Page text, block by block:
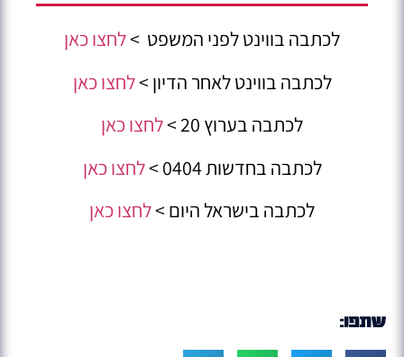
לכתבה בווינט לפני המשפט >לחצו כאן
לכתבה בווינט לאחר הדיון >לחצו כאן
לכתבה בערוץ 20 >
לחצו כאן
לכתבה בחדשות 0404 >
לחצו כאן
לכתבה בישראל היום >לחצו כאן
שתפו: